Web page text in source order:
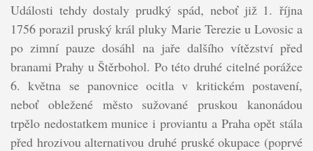
Události tehdy dostaly prudký spád, neboť již 1. října
1756 porazil pruský král pluky Marie Terezie u Lovosic a
po zimní pauze dosáhl na jaře dalšího vítězství před
branami Prahy u Štěrbohol. Po této druhé citelné porážce
6. května se panovnice ocitla v kritickém postavení,
neboť obležené město sužované pruskou kanonádou
trpělo nedostatkem munice i proviantu a Praha opět stála
před hrozivou alternativou druhé pruské okupace (poprvé